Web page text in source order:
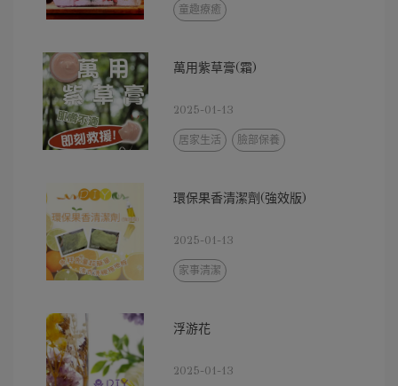
童趣療癒
萬用紫草膏(霜)
2025-01-13
居家生活 臉部保養
環保果香清潔劑(強效版)
2025-01-13
家事清潔
浮游花
2025-01-13